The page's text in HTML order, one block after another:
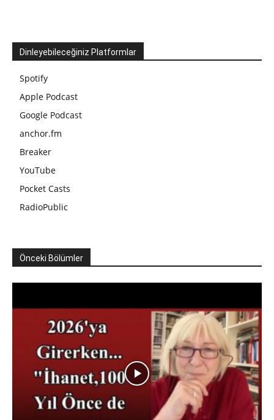
Dinleyebileceğiniz Platformlar
Spotify
Apple Podcast
Google Podcast
anchor.fm
Breaker
YouTube
Pocket Casts
RadioPublic
Önceki Bölümler